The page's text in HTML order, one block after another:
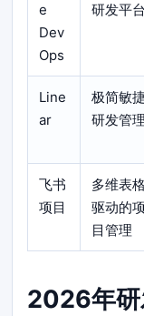
e
Dev
Ops
研发平台
Line
ar
极简敏
研发管理
飞书
项目
多维表格
驱动的项
目管理
2026年研